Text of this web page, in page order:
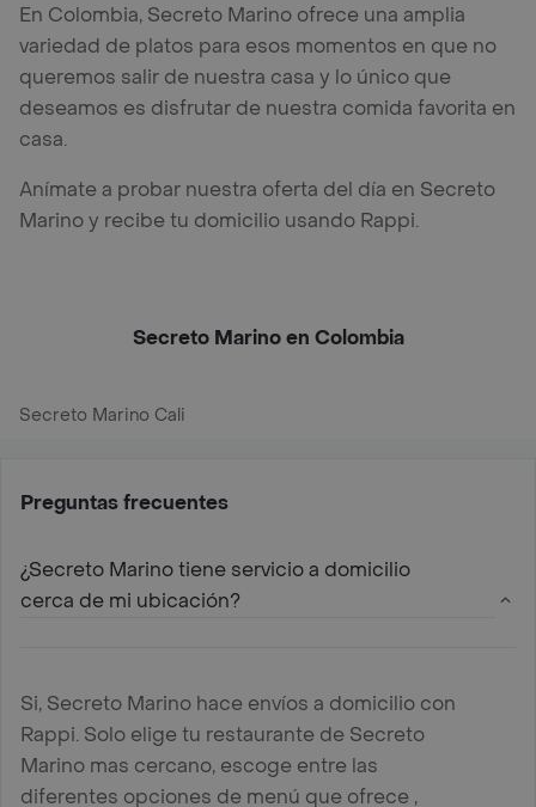
En Colombia, Secreto Marino ofrece una amplia
variedad de platos para esos momentos en que no
queremos salir de nuestra casa y lo único que
deseamos es disfrutar de nuestra comida favorita en
casa.
Anímate a probar nuestra oferta del día en Secreto
Marino y recibe tu domicilio usando Rappi.
Secreto Marino en Colombia
Secreto Marino Cali
Preguntas frecuentes
¿Secreto Marino tiene servicio a domicilio
cerca de mi ubicación?
Si, Secreto Marino hace envíos a domicilio con
Rappi. Solo elige tu restaurante de Secreto
Marino mas cercano, escoge entre las
diferentes opciones de menú que ofrece ,